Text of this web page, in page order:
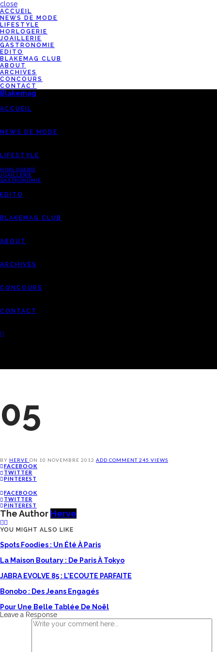
close
ACCUEIL
NEWS DE MODE
LIFESTYLE
HORLOGERIE
JOAILLERIE
GASTRONOMIE
EDITO
BLAKEMAG CLUB
ABOUT
ARCHIVES
CONCOURS
CONTACT
Blakemag
ACCUEIL
NEWS DE MODE
LIFESTYLE
HORLOGERIE
JOAILLERIE
GASTRONOMIE
EDITO
BLAKEMAG CLUB
ABOUT
ARCHIVES
CONCOURS
CONTACT
05
BY HERVE ON 10 NOVEMBRE 2012 ADD COMMENT 245 VIEWS
FACEBOOK
TWITTER
PINTEREST
FACEBOOK
TWITTER
PINTEREST
The Author Herve
YOU MIGHT ALSO LIKE
Spots Foodies : Un Été À Paris
La Maison Boutary : De Paris À Tokyo
JABRA EVOLVE 85 : L’ECOUTE PARFAITE
Bonobo : Des Jeans Engagés
Pour Une Belle Tablée De Noël
Leave a Response